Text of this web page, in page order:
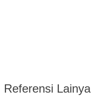
Referensi Lainya